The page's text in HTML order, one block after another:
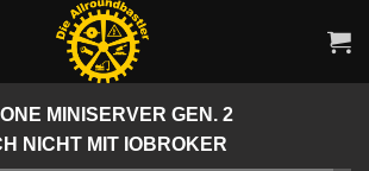
MINISERVER GEN. 2
NICHT MIT IOBROKER